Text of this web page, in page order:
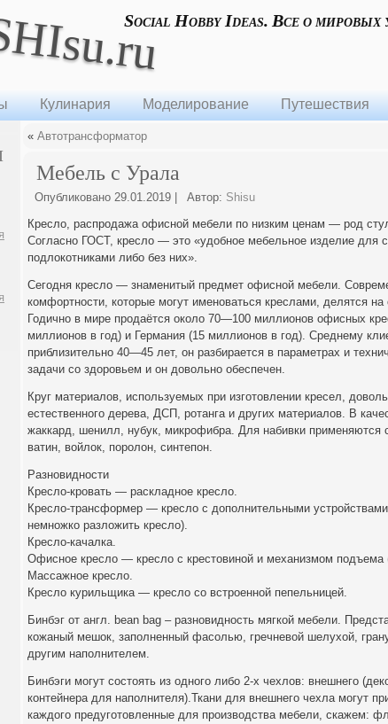
Social Hobby Ideas. Все о мировых
Кулинария Моделирование Путешествия
« Автотрансформатор
Мебель с Урала
Опубликовано 29.01.2019 Автор: Shisu
Кресло, распродажа офисной мебели по низким ценам — род
Согласно ГОСТ, кресло — это «удобное мебельное изделие для
подлокотниками либо без них».
Сегодня кресло — знаменитый предмет офисной мебели.
комфортности, которые могут именоваться креслами, делятся
Годично в мире продаётся около 70—100 миллионов офисных
миллионов в год) и Германия (15 миллионов в год). Среднему
приблизительно 40—45 лет, он разбирается в параметрах и
задачи со здоровьем и он довольно обеспечен.
Круг материалов, используемых при изготовлении кресел,
естественного дерева, ДСП, ротанга и других материалов. В
жаккард, шенилл, нубук, микрофибра. Для набивки применяются
ватин, войлок, поролон, синтепон.
Разновидности
Кресло-кровать — раскладное кресло.
Кресло-трансформер — кресло с дополнительными
немножко разложить кресло).
Кресло-качалка.
Офисное кресло — кресло с крестовиной и механизмом подъема
Массажное кресло.
Кресло курильщика — кресло со встроенной пепельницей.
Бинбэг от англ. bean bag – разновидность мягкой мебели.
кожаный мешок, заполненный фасолью, гречневой шелухой,
другим наполнителем.
Бинбэги могут состоять из одного либо 2-х чехлов: внешнего
контейнера для наполнителя).Ткани для внешнего чехла могут
каждого предуготовленные для производства мебели, скажем: